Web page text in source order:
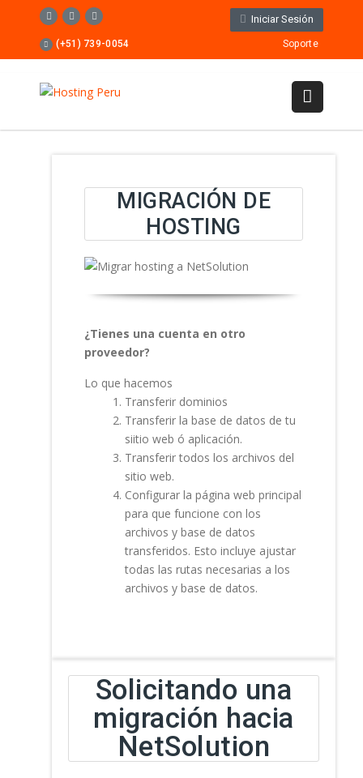
Iniciar Sesión
(+51) 739-0054 Soporte
MIGRACIÓN DE
HOSTING
¿Tienes una cuenta en otro
proveedor?
Lo que hacemos
Transferir dominios
Transferir la base de datos de tu
siitio web ó aplicación.
Transferir todos los archivos del
sitio web.
Configurar la página web principal
para que funcione con los
archivos y base de datos
transferidos. Esto incluye ajustar
todas las rutas necesarias a los
archivos y base de datos.
Solicitando una
migración hacia
NetSolution